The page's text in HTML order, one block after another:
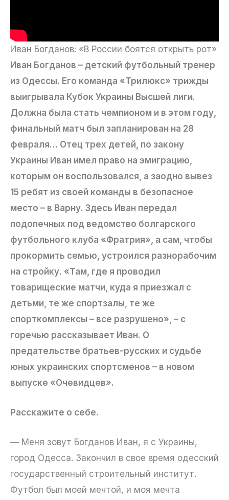
Иван Богданов: «В России боятся открыть рот»
Иван Богданов – детский футбольный тренер
из Одессы. Его команда «Трилюкс» трижды
выигрывала Кубок Украины Высшей лиги.
Должна была стать чемпионом и в этом году,
финальный матч был запланирован на 28
февраля… Отец трех детей, по закону
Украины Иван имел право на эмиграцию,
которым он воспользовался, а заодно вывез
15 ребят из своей команды в безопасное
место – в Варну. Здесь Иван передал
подопечных под ведомство болгарского
футбольного клуба «Фратрия», а сам, чтобы
прокормить семью, устроился разнорабочим
на стройку. «Там, где я проводил
товарищеские матчи, куда я приезжал с
детьми, те же спортзалы, те же
спорткомплексы – все разрушено», – с
горечью рассказывает Иван. О
предательстве братьев-русских и судьбе
юных украинских спортсменов – в новом
выпуске «Очевидцев».
Расскажите о себе.
— Меня зовут Богданов Иван, я с Украины,
город Одесса. Закончил в свое время одесский
государственный строительный институт.
Футбол был моей мечтой, и моя мечта